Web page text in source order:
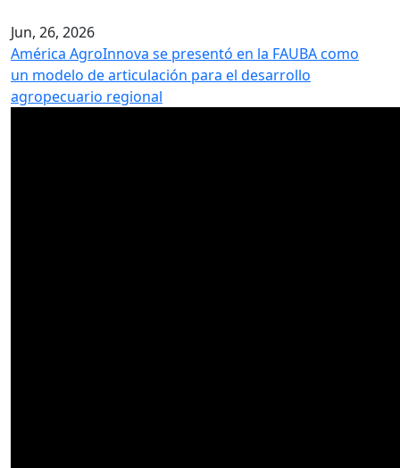
Jun, 26, 2026
América AgroInnova se presentó en la FAUBA como
un modelo de articulación para el desarrollo
agropecuario regional